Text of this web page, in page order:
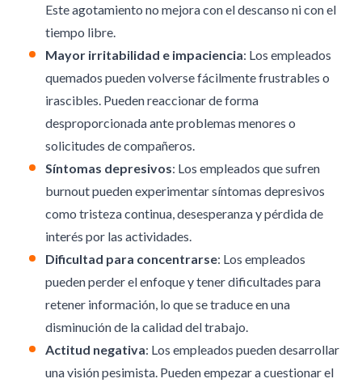
Este agotamiento no mejora con el descanso ni con el
tiempo libre.
Mayor irritabilidad e impaciencia: Los empleados
quemados pueden volverse fácilmente frustrables o
irascibles. Pueden reaccionar de forma
desproporcionada ante problemas menores o
solicitudes de compañeros.
Síntomas depresivos: Los empleados que sufren
burnout pueden experimentar síntomas depresivos
como tristeza continua, desesperanza y pérdida de
interés por las actividades.
Dificultad para concentrarse: Los empleados
pueden perder el enfoque y tener dificultades para
retener información, lo que se traduce en una
disminución de la calidad del trabajo.
Actitud negativa: Los empleados pueden desarrollar
una visión pesimista. Pueden empezar a cuestionar el